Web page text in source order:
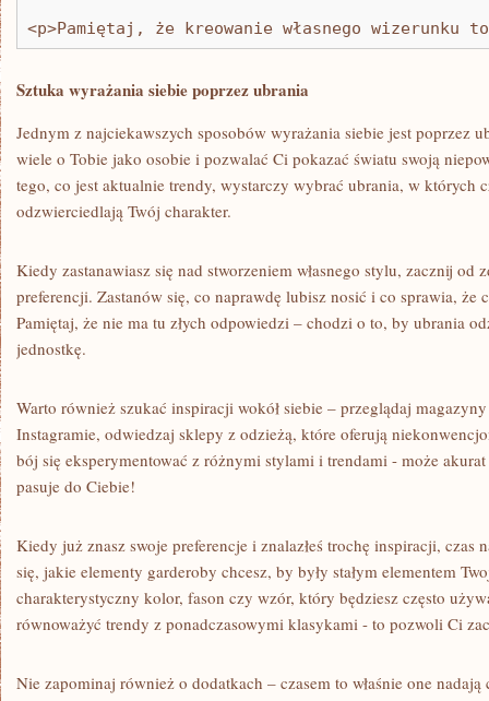
<p>Pamiętaj, że kreowanie własnego
Sztuka wyrażania siebie poprzez ubrania
Jednym z najciekawszych sposobów wyrażania siebie jest poprzez⁢
wiele o Tobie jako osobie i pozwalać Ci pokazać światu ‌swoją
‍tego, co jest aktualnie trendy, wystarczy⁢ wybrać ⁤ubrania, w których
odzwierciedlają‌ Twój⁤ charakter.
Kiedy ⁤zastanawiasz się nad ⁤stworzeniem własnego stylu,​ zacznij od
⁢preferencji. Zastanów się, co⁢ naprawdę ‍lubisz nosić i co ‌sprawia, ⁢że
Pamiętaj, ⁢że nie⁣ ma⁢ tu złych ‍odpowiedzi – ⁣chodzi ‌o to,⁤ by ⁢ubrania
jednostkę.
Warto również szukać inspiracji wokół‌ siebie – przeglądaj
Instagramie, odwiedzaj sklepy z⁤ odzieżą, które oferują
bój się eksperymentować z różnymi ‌stylami i trendami ‌- ‍może
pasuje​ do Ciebie!
Kiedy ‌już ⁣znasz ⁣swoje preferencje i ⁣znalazłeś trochę inspiracji,⁢ czas
się, jakie elementy garderoby chcesz, by były stałym elementem
charakterystyczny⁢ kolor,‍ fason czy wzór, który będziesz często
równoważyć trendy z⁤ ponadczasowymi klasykami ⁣- to pozwoli Ci
Nie zapominaj również o dodatkach – ⁣czasem⁤ to właśnie one